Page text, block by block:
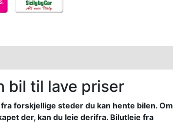
bil til lave priser
forskjellige steder du kan hente bilen. Om
der, kan du leie derifra. Bilutleie fra